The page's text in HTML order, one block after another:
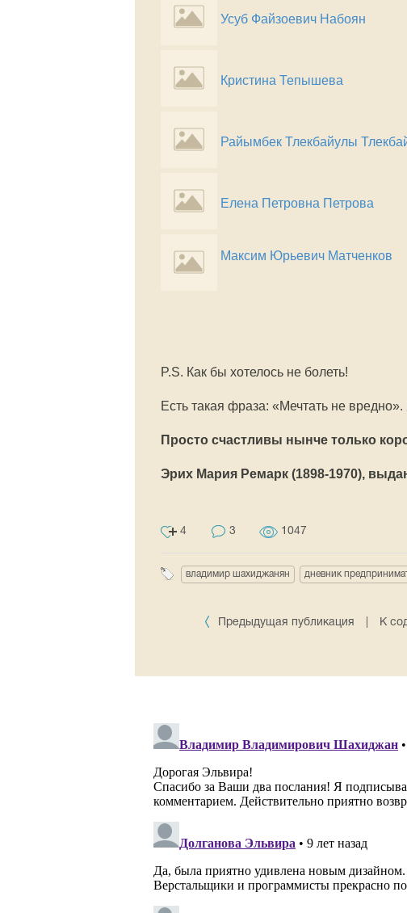
Усуб Файзоевич Набоян
Кристина Тепышева
Райымбек Тлекбайулы
Елена Петровна Петрова
Максим Юрьевич Матченков
P.S. Как бы хотелось не болеть!
Есть такая фраза: «Мечтать не вредно».
Просто счастливы нынче только
Эрих Мария Ремарк (1898-1970),
4 3 1047
владимир шахиджанян дневник
Предыдущая публикация К